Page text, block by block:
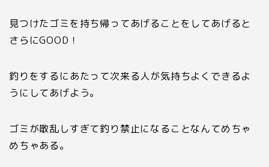
見つけたゴミを持ち帰ってあげることをしてあげると
さらにGOOD ！
釣りをするにあたって次来る人が気持ちよくできるよ
うにしてあげよう。
ゴミが散乱しすぎて釣り禁止になることなんてめちゃ
めちゃある。